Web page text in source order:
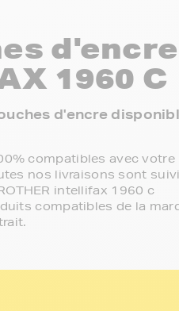
d'encre
1960 C
d'encre
compatibles avec
nos livraisons sont
intellifax 1960 c
compatibles de la